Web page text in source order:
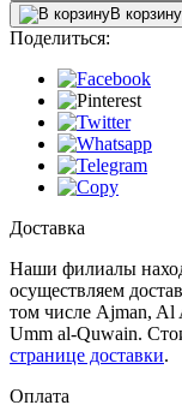
В корзину
Поделиться:
Доставка
Наши филиалы
осуществляем
том числе Ajman, Al
Umm al-Quwain.
странице доставки.
Оплата